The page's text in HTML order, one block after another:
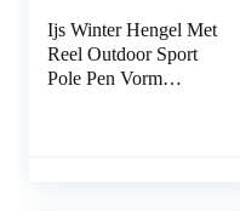
Ijs Winter Hengel Met
Reel Outdoor Sport
Pole Pen Vorm